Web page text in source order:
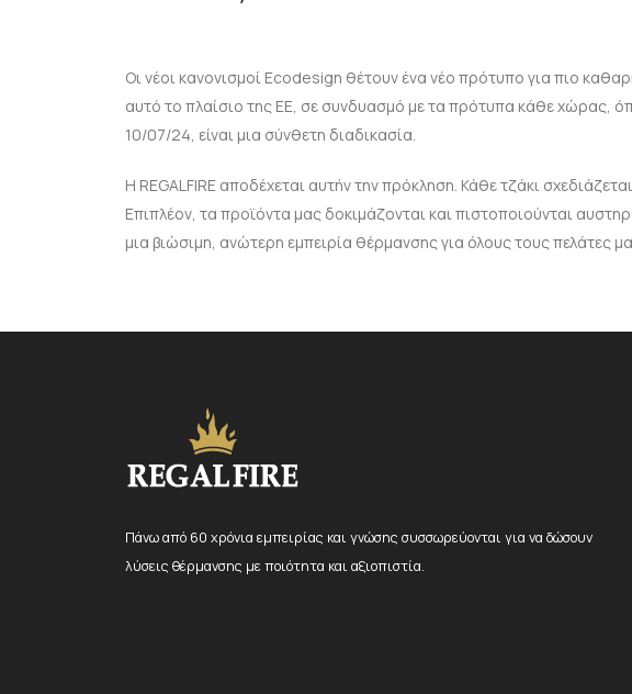
Οι νέοι κανονισμοί Ecodesign θέτουν ένα νέο πρότυπο για πιο
αυτό το πλαίσιο της ΕΕ, σε συνδυασμό με τα πρότυπα κάθε χώρας,
10/07/24, είναι μια σύνθετη διαδικασία.
Η REGALFIRE αποδέχεται αυτήν την πρόκληση. Κάθε τζάκι
Επιπλέον, τα προϊόντα μας δοκιμάζονται και πιστοποιούνται
μια βιώσιμη, ανώτερη εμπειρία θέρμανσης για όλους τους πελάτες
Πάνω από 60 χρόνια εμπειρίας και γνώσης συσσωρεύονται για να δώσουν
λύσεις θέρμανσης με ποιότητα και αξιοπιστία.